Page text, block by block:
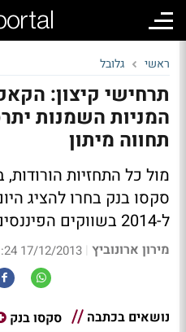
ראשי גלובל
המניות השמנות
תחווה מיתון
מול כל התחזיות
ל-2014 בשווקים הפיננסים - קחו נשימה
מירון ארונוביץ |
17/12/2013 11:24
נושאים בכתבה סקסו בנק